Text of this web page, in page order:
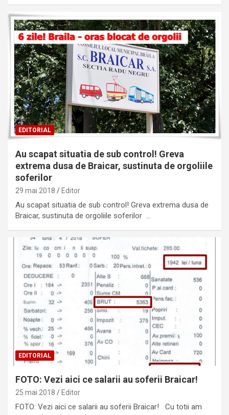
EDITORIAL
Au scapat situatia de sub control! Greva
extrema dusa de Braicar, sustinuta de orgoliile
soferilor
29 mai 2018 Editor
Au scapat situatia de sub control! Greva extrema dusa de
Braicar, sustinuta de orgoliile soferilor …
EDITORIAL
FOTO: Vezi aici ce salarii au soferii Braicar!
25 mai 2018 Editor
FOTO: Vezi aici ce salarii au soferii Braicar! Cu totii am